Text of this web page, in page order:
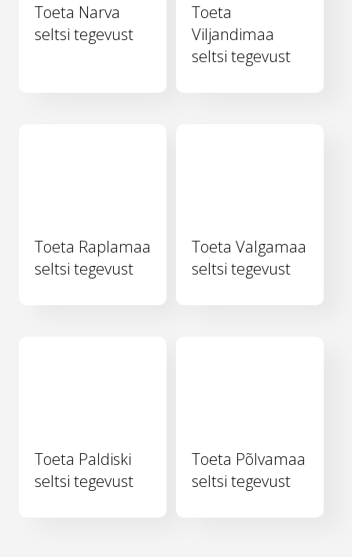
Toeta Narva
seltsi tegevust
Toeta
Viljandimaa
seltsi tegevust
Toeta Raplamaa
seltsi tegevust
Toeta Valgamaa
seltsi tegevust
Toeta Paldiski
seltsi tegevust
Toeta Põlvamaa
seltsi tegevust